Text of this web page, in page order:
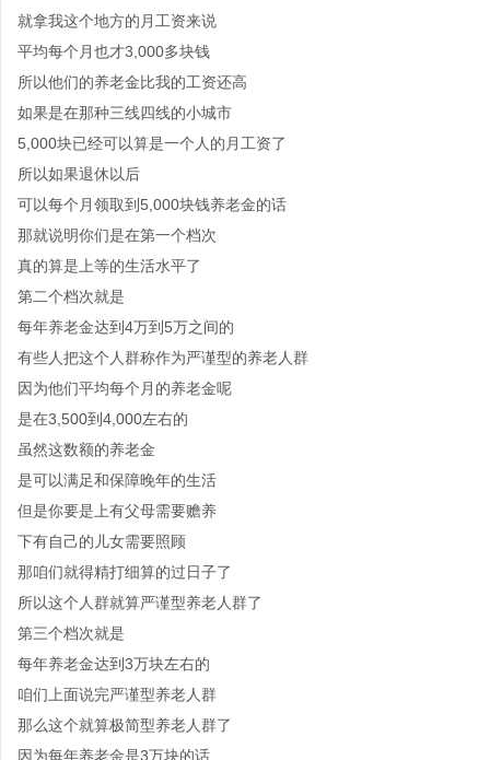
就拿我这个地方的月工资来说
平均每个月也才3,000多块钱
所以他们的养老金比我的工资还高
如果是在那种三线四线的小城市
5,000块已经可以算是一个人的月工资了
所以如果退休以后
可以每个月领取到5,000块钱养老金的话
那就说明你们是在第一个档次
真的算是上等的生活水平了
第二个档次就是
每年养老金达到4万到5万之间的
有些人把这个人群称作为严谨型的养老人群
因为他们平均每个月的养老金呢
是在3,500到4,000左右的
虽然这数额的养老金
是可以满足和保障晚年的生活
但是你要是上有父母需要赡养
下有自己的儿女需要照顾
那咱们就得精打细算的过日子了
所以这个人群就算严谨型养老人群了
第三个档次就是
每年养老金达到3万块左右的
咱们上面说完严谨型养老人群
那么这个就算极简型养老人群了
因为每年养老金是3万块的话